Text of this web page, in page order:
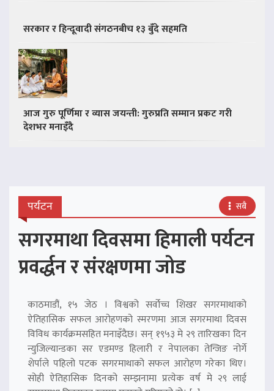
सरकार र हिन्दूवादी संगठनबीच १३ बुँदे सहमति
आज गुरु पूर्णिमा र व्यास जयन्ती: गुरुप्रति सम्मान प्रकट गरी
देशभर मनाइँदै
पर्यटन सबै
सगरमाथा दिवसमा हिमाली पर्यटन
प्रवर्द्धन र संरक्षणमा जोड
काठमाडौं, १५ जेठ । विश्वको सर्वोच्च शिखर सगरमाथाको
ऐतिहासिक सफल आरोहणको स्मरणमा आज सगरमाथा दिवस
विविध कार्यक्रमसहित मनाइँदैछ। सन् १९५३ मे २९ तारिखका दिन
न्युजिल्यान्डका सर एडमण्ड हिलारी र नेपालका तेन्जिङ नोर्गे
शेर्पाले पहिलो पटक सगरमाथाको सफल आरोहण गरेका थिए।
सोही ऐतिहासिक दिनको सम्झनामा प्रत्येक वर्ष मे २९ लाई